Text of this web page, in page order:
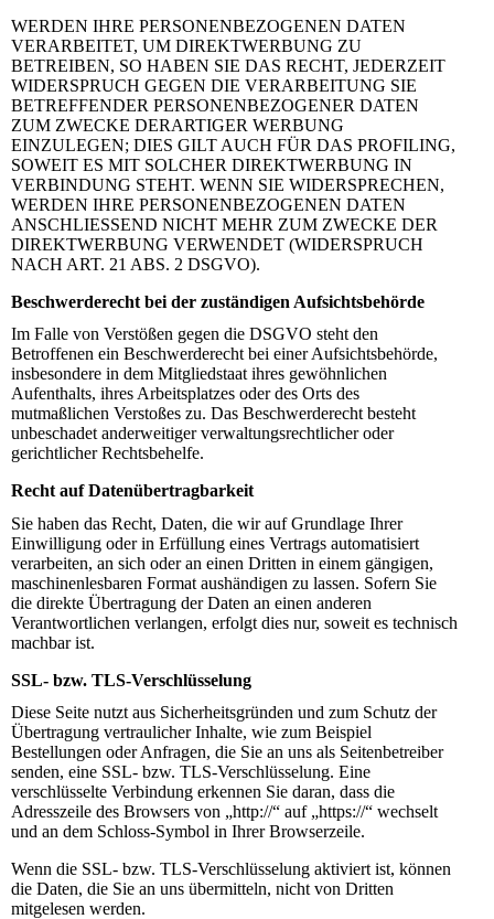
WERDEN IHRE PERSONENBEZOGENEN DATEN
VERARBEITET, UM DIREKTWERBUNG ZU
BETREIBEN, SO HABEN SIE DAS RECHT, JEDERZEIT
WIDERSPRUCH GEGEN DIE VERARBEITUNG SIE
BETREFFENDER PERSONENBEZOGENER DATEN
ZUM ZWECKE DERARTIGER WERBUNG
EINZULEGEN; DIES GILT AUCH FÜR DAS PROFILING,
SOWEIT ES MIT SOLCHER DIREKTWERBUNG IN
VERBINDUNG STEHT. WENN SIE WIDERSPRECHEN,
WERDEN IHRE PERSONENBEZOGENEN DATEN
ANSCHLIESSEND NICHT MEHR ZUM ZWECKE DER
DIREKTWERBUNG VERWENDET (WIDERSPRUCH
NACH ART. 21 ABS. 2 DSGVO).
Beschwerderecht bei der zuständigen Aufsichtsbehörde
Im Falle von Verstößen gegen die DSGVO steht den
Betroffenen ein Beschwerderecht bei einer Aufsichtsbehörde,
insbesondere in dem Mitgliedstaat ihres gewöhnlichen
Aufenthalts, ihres Arbeitsplatzes oder des Orts des
mutmaßlichen Verstoßes zu. Das Beschwerderecht besteht
unbeschadet anderweitiger verwaltungsrechtlicher oder
gerichtlicher Rechtsbehelfe.
Recht auf Datenübertragbarkeit
Sie haben das Recht, Daten, die wir auf Grundlage Ihrer
Einwilligung oder in Erfüllung eines Vertrags automatisiert
verarbeiten, an sich oder an einen Dritten in einem gängigen,
maschinenlesbaren Format aushändigen zu lassen. Sofern Sie
die direkte Übertragung der Daten an einen anderen
Verantwortlichen verlangen, erfolgt dies nur, soweit es technisch
machbar ist.
SSL- bzw. TLS-Verschlüsselung
Diese Seite nutzt aus Sicherheitsgründen und zum Schutz der
Übertragung vertraulicher Inhalte, wie zum Beispiel
Bestellungen oder Anfragen, die Sie an uns als Seitenbetreiber
senden, eine SSL- bzw. TLS-Verschlüsselung. Eine
verschlüsselte Verbindung erkennen Sie daran, dass die
Adresszeile des Browsers von „http://“ auf „https://“ wechselt
und an dem Schloss-Symbol in Ihrer Browserzeile.
Wenn die SSL- bzw. TLS-Verschlüsselung aktiviert ist, können
die Daten, die Sie an uns übermitteln, nicht von Dritten
mitgelesen werden.